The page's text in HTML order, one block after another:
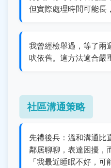
但實際處理時間可能長
我曾經檢舉過，等了兩
吠依舊。這方法適合嚴
社區溝通策略
先禮後兵：溫和溝通比
鄰居聊聊，表達困擾，
「我最近睡眠不好，